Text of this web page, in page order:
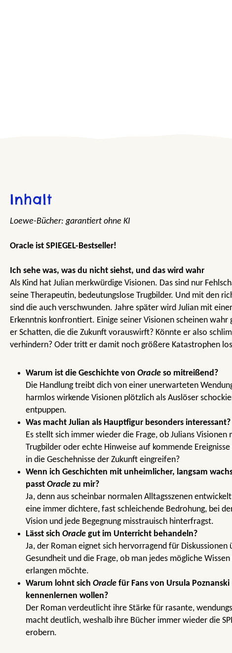
Inhalt
Loewe-Bücher: garantiert ohne KI
Oracle ist SPIEGEL-Bestseller!
Ich sehe was, was du nicht siehst, und das wird wahr
Als Kind hat Julian merkwürdige Visionen. Das sind nur
seine Therapeutin, bedeutungslose Trugbilder. Und mit den
sind die auch verschwunden. Jahre später wird Julian mit
Erkenntnis konfrontiert. Einige seiner Visionen scheinen wahr
er Schatten, die die Zukunft vorauswirft? Könnte er also
verhindern? Oder tritt er damit noch größere Katastrophen
Warum ist die Geschichte von Oracle so mitreißend?
Die Handlung treibt dich von einer unerwarteten
harmlos wirkende Visionen plötzlich als Auslöser
entpuppen.
Was macht Julian als Hauptfigur besonders interessant?
Es stellt sich immer wieder die Frage, ob Julians Visionen
Trugbilder oder echte Hinweise auf kommende
in die Geschehnisse der Zukunft eingreifen?
Wenn ich Geschichten mit unheimlicher, langsam
passt Oracle zu mir?
Ja, denn aus scheinbar normalen Alltagsszenen
eine immer dichtere, fast schleichende Bedrohung, bei
Vision und jede Begegnung misstrauisch hinterfragst.
Lässt sich Oracle gut im Unterricht behandeln?
Ja, der Roman eignet sich hervorragend für Diskussionen
Gesundheit und die Frage, ob man jedes mögliche
erlangen möchte.
Warum lohnt sich Oracle für Fans von Ursula
kennenlernen wollen?
Der Roman verdeutlicht ihre Stärke für rasante,
macht deutlich, weshalb ihre Bücher immer wieder die
erobern.